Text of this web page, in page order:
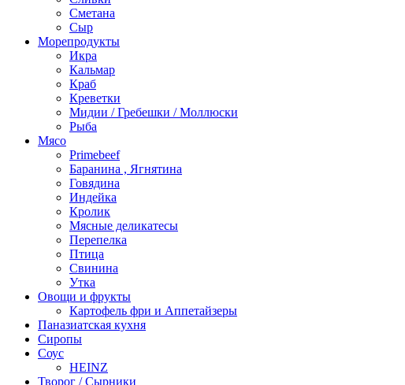
Сметана
Сыр
Морепродукты
Икра
Кальмар
Краб
Креветки
Мидии / Гребешки / Моллюски
Рыба
Мясо
Primebeef
Баранина , Ягнятина
Говядина
Индейка
Кролик
Мясные деликатесы
Перепелка
Птица
Свинина
Утка
Овощи и фрукты
Картофель фри и Аппетайзеры
Паназиатская кухня​
Сиропы
Соус
HEINZ
Творог / Сырники